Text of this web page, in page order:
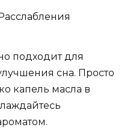
подходит для
сна. Просто
капель масла в